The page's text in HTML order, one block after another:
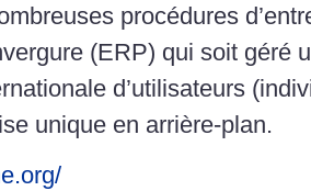
procédures
(ERP) qui soit géré
d’utilisateurs
unique en arrière-plan.